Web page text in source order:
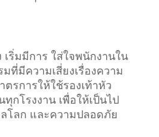
เริ่มมีการ ใส่ใจพนักงานใน
ที่มีความเสี่ยงเรื่องความ
รการให้ใช้รองเท้าหัว
ทุกโรงงาน เพื่อให้เป็นไป
โลก และความปลอดภัย